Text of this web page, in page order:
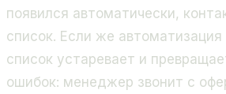
появился автоматически,
список. Если же автоматизация
список устаревает и
ошибок: менеджер звонит с